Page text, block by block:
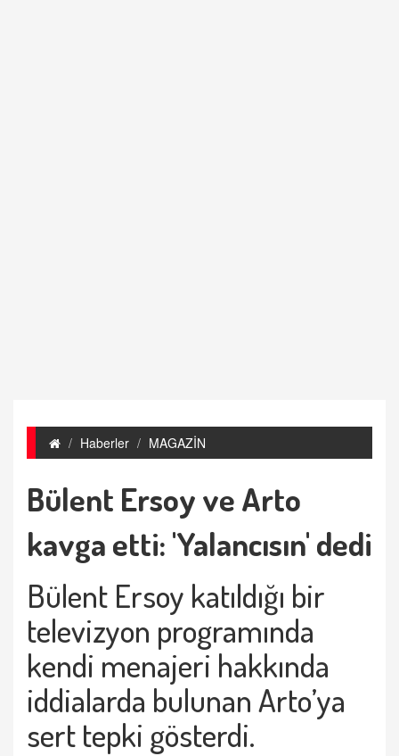
Haberler MAGAZİN
Bülent Ersoy ve Arto
kavga etti: 'Yalancısın' dedi
Bülent Ersoy katıldığı bir
televizyon programında
kendi menajeri hakkında
iddialarda bulunan Arto’ya
sert tepki gösterdi.